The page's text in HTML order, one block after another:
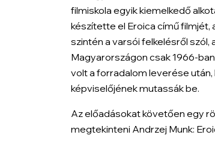
filmiskola egyik kiemelkedő
készítette el Eroica című filmjét,
szintén a varsói felkelésről szól,
Magyarországon csak 1966-
volt a forradalom leverése
képviselőjének mutassák be.
Az előadásokat követően egy
megtekinteni Andrzej Munk: